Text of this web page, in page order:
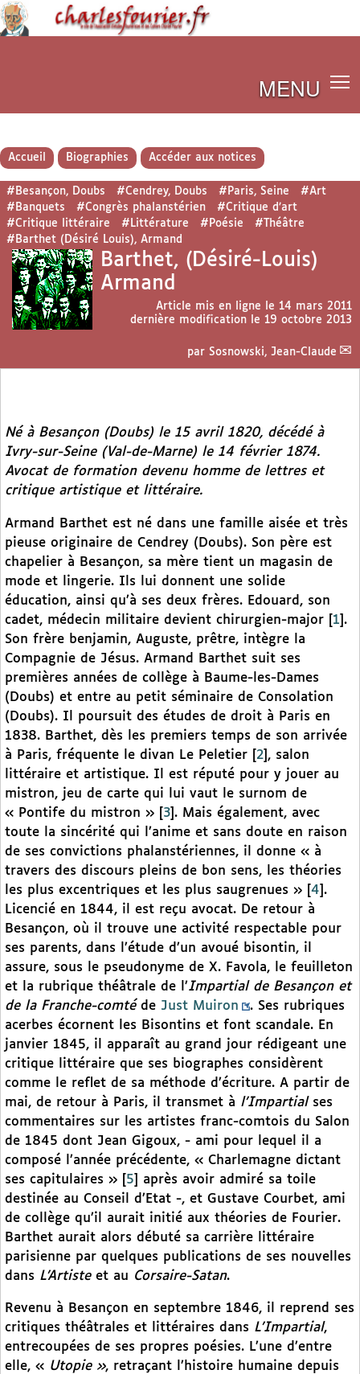
MENU
Accueil Biographies Accéder aux notices
#Besançon, Doubs #Cendrey, Doubs #Paris, Seine
#Art
#Banquets
#Congrès phalanstérien
#Critique d’art
#Critique littéraire
#Littérature #Poésie
#Théâtre
#Barthet (Désiré Louis), Armand
Barthet, (Désiré-Louis)
Armand
Article mis en ligne le 14 mars 2011
dernière modification le 19 octobre 2013
par Sosnowski, Jean-Claude
Né à Besançon (Doubs) le 15 avril 1820, décédé à
Ivry-sur-Seine (Val-de-Marne) le 14 février 1874.
Avocat de formation devenu homme de lettres et
critique artistique et littéraire.
Armand Barthet est né dans une famille aisée et très
pieuse originaire de Cendrey (Doubs). Son père est
chapelier à Besançon, sa mère tient un magasin de
mode et lingerie. Ils lui donnent une solide
éducation, ainsi qu’à ses deux frères. Edouard, son
cadet, médecin militaire devient chirurgien-major
1 .
Son frère benjamin, Auguste, prêtre, intègre la
Compagnie de Jésus. Armand Barthet suit ses
premières années de collège à Baume-les-Dames
(Doubs) et entre au petit séminaire de Consolation
(Doubs). Il poursuit des études de droit à Paris en
1838. Barthet, dès les premiers temps de son arrivée
à Paris, fréquente le divan Le Peletier
2 , salon
littéraire et artistique. Il est réputé pour y jouer au
mistron, jeu de carte qui lui vaut le surnom de
« Pontife du mistron »
3 . Mais également, avec
toute la sincérité qui l’anime et sans doute en raison
de ses convictions phalanstériennes, il donne « à
travers des discours pleins de bon sens, les théories
les plus excentriques et les plus saugrenues »
4 .
Licencié en 1844, il est reçu avocat. De retour à
Besançon, où il trouve une activité respectable pour
ses parents, dans l’étude d’un avoué bisontin, il
assure, sous le pseudonyme de X. Favola, le feuilleton
et la rubrique théâtrale de l’Impartial de Besançon et
de la Franche-comtéde Just Muiron
. Ses rubriques
acerbes écornent les Bisontins et font scandale. En
janvier 1845, il apparaît au grand jour rédigeant une
critique littéraire que ses biographes considèrent
comme le reflet de sa méthode d’écriture. A partir de
mai, de retour à Paris, il transmet à l’Impartialses
commentaires sur les artistes franc-comtois du Salon
de 1845 dont Jean Gigoux, - ami pour lequel il a
composé l’année précédente, « Charlemagne dictant
ses capitulaires »
5
après avoir admiré sa toile
destinée au Conseil d’Etat -, et Gustave Courbet, ami
de collège qu’il aurait initié aux théories de Fourier.
Barthet aurait alors débuté sa carrière littéraire
parisienne par quelques publications de ses nouvelles
dans L’Artisteet au Corsaire-Satan.
Revenu à Besançon en septembre 1846, il reprend ses
critiques théâtrales et littéraires dans L’Impartial,
entrecoupées de ses propres poésies. L’une d’entre
elle, « Utopie », retraçant l’histoire humaine depuis